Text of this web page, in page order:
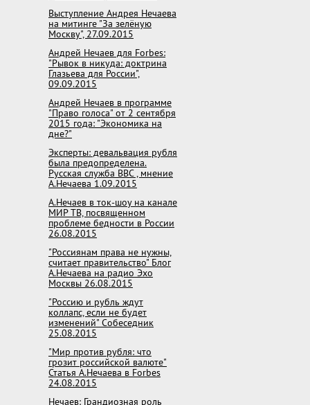
Выступление Андрея Нечаева
на митинге "За зелёную
Москву", 27.09.2015
Андрей Нечаев для Forbes:
"Рывок в никуда: доктрина
Глазьева для России",
09.09.2015
Андрей Нечаев в программе
"Право голоса" от 2 сентября
2015 года: "Экономика на
дне?"
Эксперты: девальвация рубля
была предопределена.
Русская служба BBC , мнение
А.Нечаева 1.09.2015
А.Нечаев в ток-шоу на канале
МИР ТВ, посвященном
проблеме бедности в России
26.08.2015
"Россиянам права не нужны,
считает правительство" Блог
А.Нечаева на радио Эхо
Москвы 26.08.2015
"Россию и рубль ждут
коллапс, если не будет
изменений" Собеседник
25.08.2015
"Мир против рубля: что
грозит российской валюте"
Статья А.Нечаева в Forbes
24.08.2015
Нечаев: Грандиозная роль